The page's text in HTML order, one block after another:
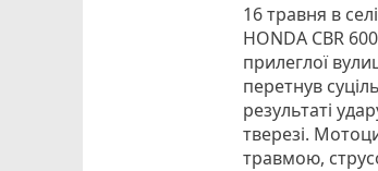
16 травня в
HONDA CBR
прилеглої
перетнув
результаті
тверезі.
травмою,